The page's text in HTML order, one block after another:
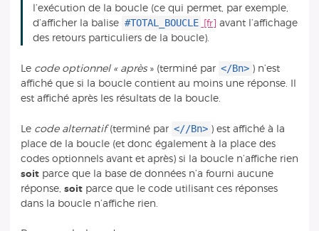
l’exécution de la boucle (ce qui permet, par exemple,
d’afficher la balise #TOTAL_BOUCLE
avant l’affichage
des retours particuliers de la boucle).
Le code optionnel « après» (terminé par </Bn> ) n’est
affiché que si la boucle contient au moins une réponse. Il
est affiché après les résultats de la boucle.
Le code alternatif(terminé par <//Bn> ) est affiché à la
place de la boucle (et donc également à la place des
codes optionnels avant et après) si la boucle n’affiche rien
soitparce que la base de données n’a fourni aucune
réponse, soitparce que le code utilisant ces réponses
dans la boucle n’affiche rien.